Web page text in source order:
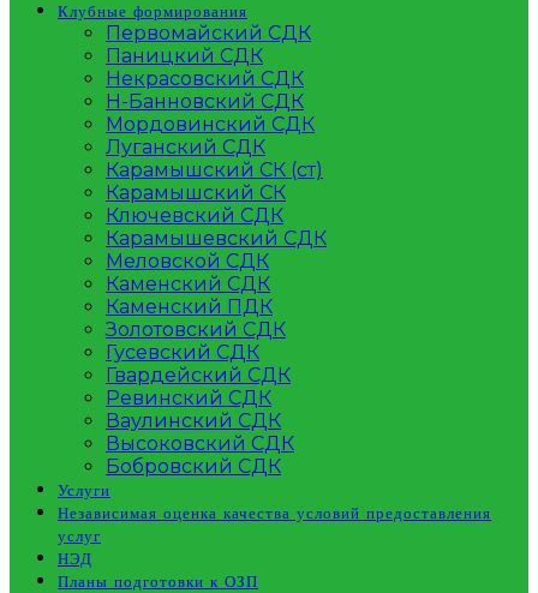
Клубные формирования
Первомайский СДК
Паницкий СДК
Некрасовский СДК
Н-Банновский СДК
Мордовинский СДК
Луганский СДК
Карамышский СК (ст)
Карамышский СК
Ключевский СДК
Карамышевский СДК
Меловской СДК
Каменский СДК
Каменский ПДК
Золотовский СДК
Гусевский СДК
Гвардейский СДК
Ревинский СДК
Ваулинский СДК
Высоковский СДК
Бобровский СДК
Услуги
Независимая оценка качества условий предоставления
услуг
НЭД
Планы подготовки к ОЗП